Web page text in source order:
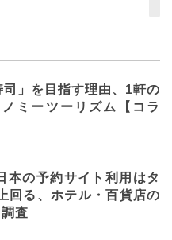
」を目指す理由、1軒の
ミーツーリズム【コラ
本の予約サイト利用はタ
回る、ホテル・百貨店の
査